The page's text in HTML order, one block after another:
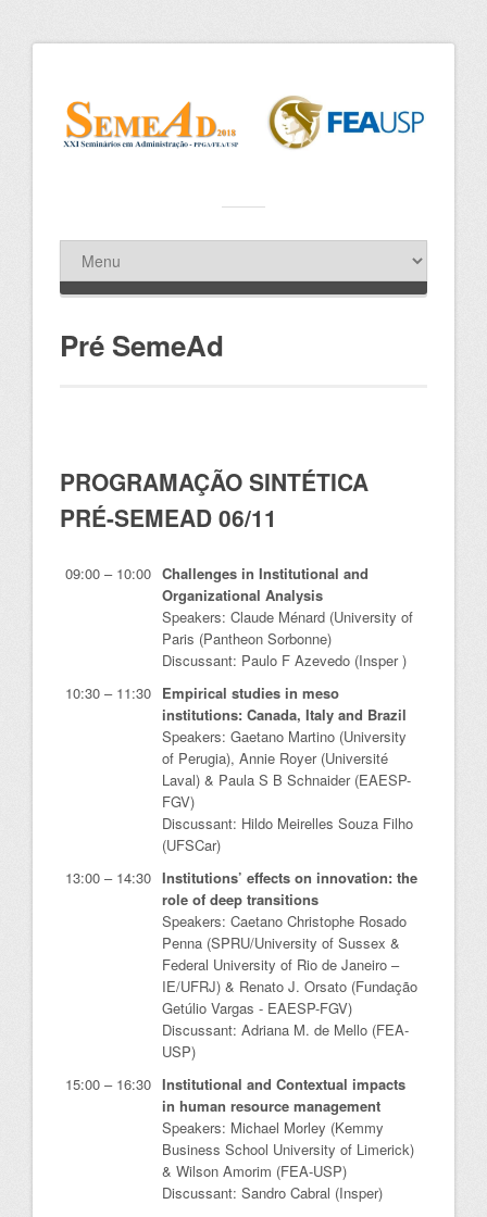
Pré SemeAd
PROGRAMAÇÃO SINTÉTICA
PRÉ-SEMEAD 06/11
09:00 – 10:00 Challenges in Institutional and
Organizational Analysis
Speakers: Claude Ménard (University of
Paris (Pantheon Sorbonne)
Discussant: Paulo F Azevedo (Insper )
10:30 – 11:30 Empirical studies in meso
institutions: Canada, Italy and Brazil
Speakers: Gaetano Martino (University
of Perugia), Annie Royer (Université
Laval) & Paula S B Schnaider (EAESP-
FGV)
Discussant: Hildo Meirelles Souza Filho
(UFSCar)
13:00 – 14:30 Institutions’ effects on innovation: the
role of deep transitions
Speakers: Caetano Christophe Rosado
Penna (SPRU/University of Sussex &
Federal University of Rio de Janeiro –
IE/UFRJ) & Renato J. Orsato (Fundação
Getúlio Vargas - EAESP-FGV)
Discussant: Adriana M. de Mello (FEA-
USP)
15:00 – 16:30 Institutional and Contextual impacts
in human resource management
Speakers: Michael Morley (Kemmy
Business School University of Limerick)
& Wilson Amorim (FEA-USP)
Discussant: Sandro Cabral (Insper)